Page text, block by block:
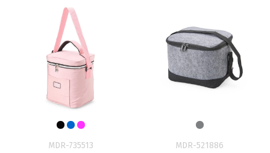
MDR-735513
MDR-521886